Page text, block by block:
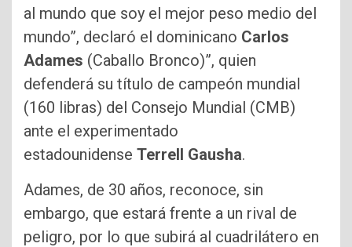
al mundo que soy el mejor peso medio del
mundo”, declaró el dominicano Carlos
Adames (Caballo Bronco)”, quien
defenderá su título de campeón mundial
(160 libras) del Consejo Mundial (CMB)
ante el experimentado
estadounidense Terrell Gausha.
Adames, de 30 años, reconoce, sin
embargo, que estará frente a un rival de
peligro, por lo que subirá al cuadrilátero en